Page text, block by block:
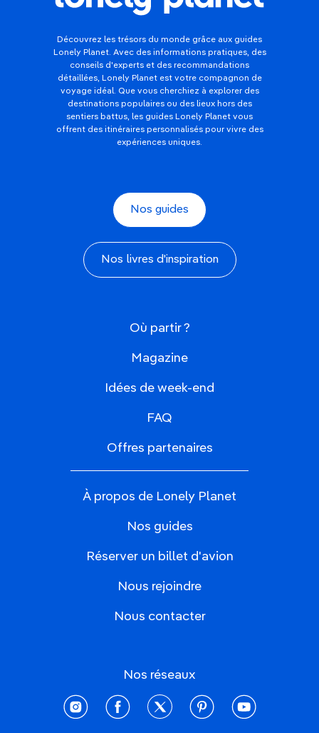
Découvrez les trésors du monde grâce aux guides
Lonely Planet. Avec des informations pratiques, des
conseils d'experts et des recommandations
détaillées, Lonely Planet est votre compagnon de
voyage idéal. Que vous cherchiez à explorer des
destinations populaires ou des lieux hors des
sentiers battus, les guides Lonely Planet vous
offrent des itinéraires personnalisés pour vivre des
expériences uniques.
Nos guides
Nos livres d'inspiration
Où partir ?
Magazine
Idées de week-end
FAQ
Offres partenaires
À propos de Lonely Planet
Nos guides
Réserver un billet d'avion
Nous rejoindre
Nous contacter
Nos réseaux
instagramfacebooktwitter pinterestyoutube